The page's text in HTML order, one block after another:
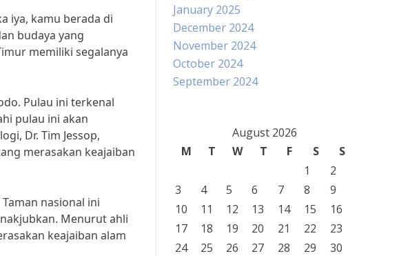
iya, kamu berada di
budaya yang
memiliki segalanya
Pulau ini terkenal
pulau ini akan
Dr. Tim Jessop,
merasakan keajaiban
nasional ini
Menurut ahli
keajaiban alam
January 2025
December 2024
November 2024
October 2024
September 2024
August 2026
M
T W T F S
S
1
2
3
4 5 6 7 8
9
10
11 12 13 14 15
16
17
18 19 20 21 22
23
24
25 26 27 28 29
30